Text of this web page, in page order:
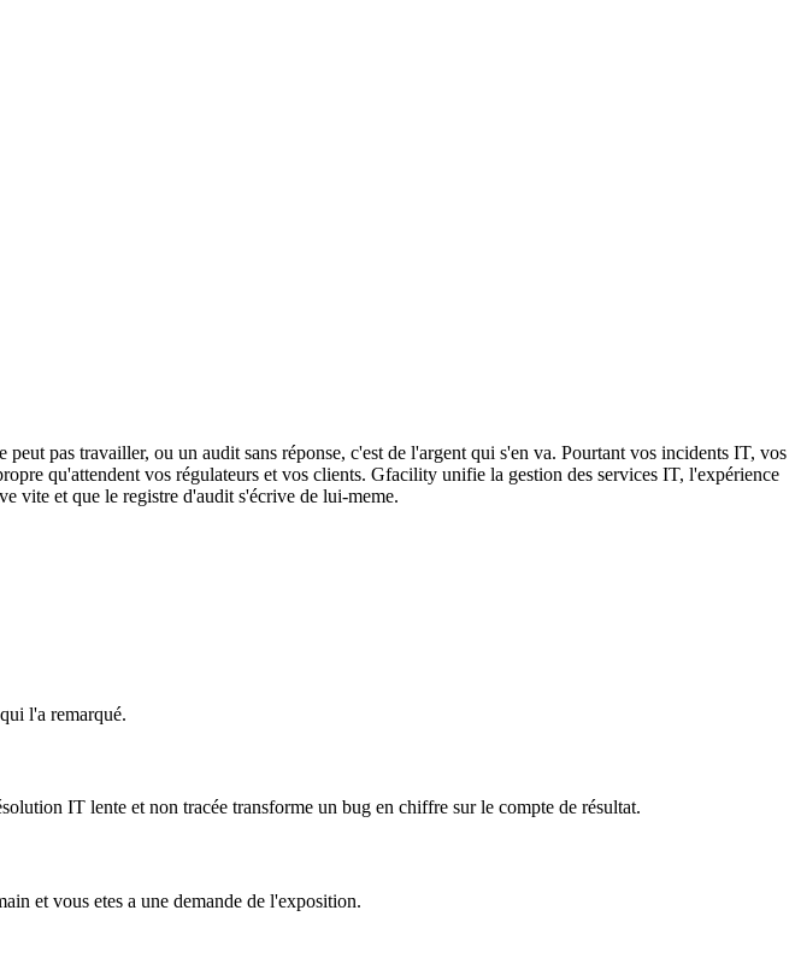
pas travailler, ou un audit sans réponse, c'est de l'argent qui s'en va. Pourtant vos incidents IT, vos
qu'attendent vos régulateurs et vos clients. Gfacility unifie la gestion des services IT, l'expérience
vite et que le registre d'audit s'écrive de lui-meme.
l'a remarqué.
IT lente et non tracée transforme un bug en chiffre sur le compte de résultat.
et vous etes a une demande de l'exposition.